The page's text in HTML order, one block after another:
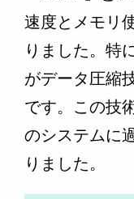
速度とメモリ
りました。特
がデータ圧縮
です。この技
のシステムに
りました。